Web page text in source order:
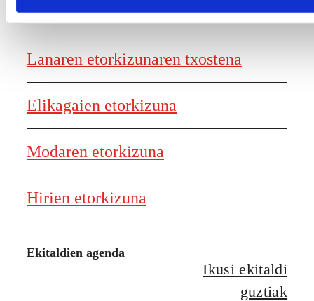
Lanaren etorkizunaren txostena
Elikagaien etorkizuna
Modaren etorkizuna
Hirien etorkizuna
Ekitaldien agenda
Ikusi ekitaldi
guztiak